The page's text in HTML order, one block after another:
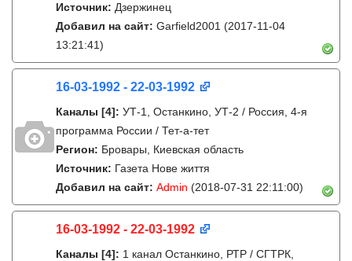
Источник: Дзержинец
Добавил на сайт: Garfield2001 (2017-11-04
13:21:41)
16-03-1992 - 22-03-1992
Каналы [4]: УТ-1, Останкино, УТ-2 / Россия, 4-я
программа России / Тет-а-тет
Регион: Бровары, Киевская область
Источник: Газета Нове життя
Добавил на сайт: Admin (2018-07-31 22:11:00)
16-03-1992 - 22-03-1992
Каналы [4]: 1 канал Останкино, РТР / СГТРК,